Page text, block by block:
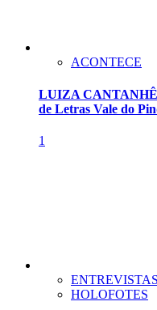
ACONTECE
LUIZA
de Letras Vale do
1
ENTREVISTAS
HOLOFOTES